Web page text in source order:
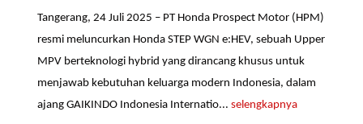
Tangerang, 24 Juli 2025 – PT Honda Prospect Motor (HPM)
resmi meluncurkan Honda STEP WGN e:HEV, sebuah Upper
MPV berteknologi hybrid yang dirancang khusus untuk
menjawab kebutuhan keluarga modern Indonesia, dalam
ajang GAIKINDO Indonesia Internatio...selengkapnya